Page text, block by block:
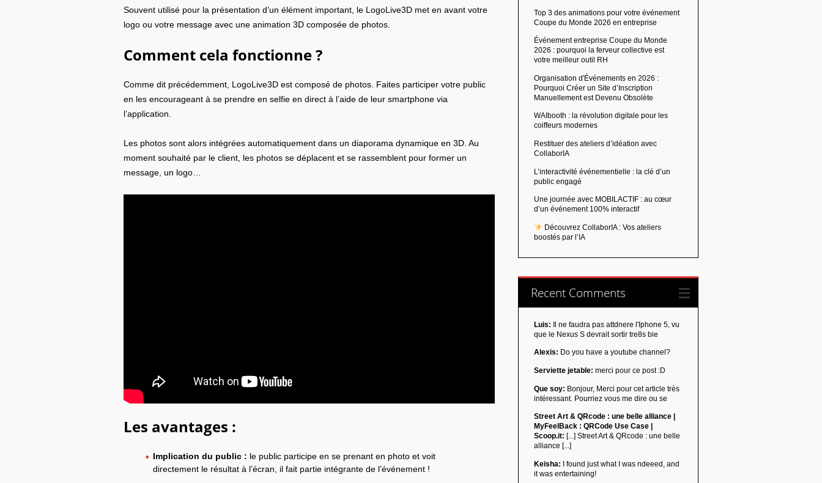
Souvent utilisé pour la présentation d’un élément important, le LogoLive3D met en avant votre
logo ou votre message avec une animation 3D composée de photos.
Comment cela fonctionne ?
Comme dit précédemment, LogoLive3D est composé de photos. Faites participer votre public
en les encourageant à se prendre en selfie en direct à l’aide de leur smartphone via
l’application.
Les photos sont alors intégrées automatiquement dans un diaporama dynamique en 3D. Au
moment souhaité par le client, les photos se déplacent et se rassemblent pour former un
message, un logo…
Les avantages :
Implication du public : le public participe en se prenant en photo et voit
directement le résultat à l’écran, il fait partie intégrante de l’événement !
Top 3 des animations pour votre événement
Coupe du Monde 2026 en entreprise
Événement entreprise Coupe du Monde
2026 : pourquoi la ferveur collective est
votre meilleur outil RH
Organisation d'Événements en 2026 :
Pourquoi Créer un Site d’Inscription
Manuellement est Devenu Obsolète
WAIbooth : la révolution digitale pour les
coiffeurs modernes
Restituer des ateliers d’idéation avec
CollaborIA
L’interactivité événementielle : la clé d’un
public engagé
Une journée avec MOBILACTIF : au cœur
d’un événement 100% interactif
Découvrez CollaborIA : Vos ateliers
boostés par l’IA
Recent Comments
Luis: Il ne faudra pas attdnere l'Iphone 5, vu
que le Nexus S devrait sortir tre8s bie
Alexis: Do you have a youtube channel?
Serviette jetable: merci pour ce post :D
Que soy: Bonjour, Merci pour cet article très
intéressant. Pourriez vous me dire ou se
Street Art & QRcode : une belle alliance |
MyFeelBack : QRCode Use Case |
Scoop.it: [...] Street Art & QRcode : une belle
alliance [...]
Keisha: I found just what I was ndeeed, and
it was entertaining!